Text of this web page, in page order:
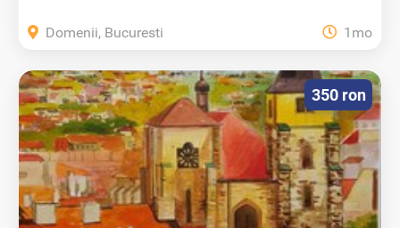
Domenii, Bucuresti 1mo
350 ron